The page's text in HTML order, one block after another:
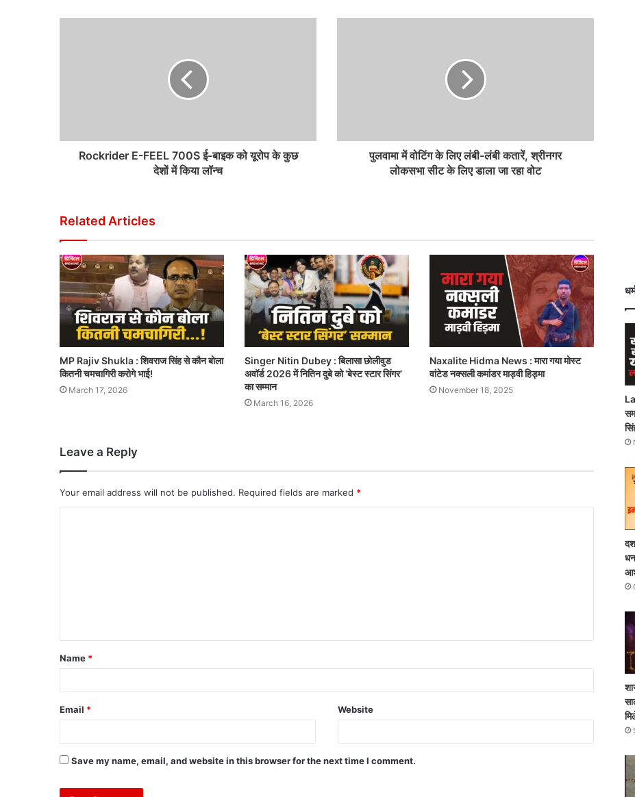
Rockrider E-FEEL 700S ई-बाइक को यूरोप के कुछ
देशों में किया लॉन्च
पुलवामा में वोटिंग के लिए लंबी-लंबी कतारें, श्रीनगर
लोकसभा सीट के लिए डाला जा रहा वोट
Related Articles
MP Rajiv Shukla : शिवराज सिंह से कौन बोला
कितनी चमचागिरी करोगे भाई!
March 17, 2026
Singer Nitin Dubey : बिलासा छोलीवुड
अवॉर्ड 2026 में नितिन दुबे को ‘बेस्ट स्टार सिंगर’
का सम्मान
March 16, 2026
Naxalite Hidma News : मारा गया मोस्ट
वांटेड नक्सली कमांडर माड़वी हिड़मा
November 18, 2025
Leave a Reply
Your email address will not be published. Required fields are marked *
Name *
Email * Website
Save my name, email, and website in this browser for the next time I comment.